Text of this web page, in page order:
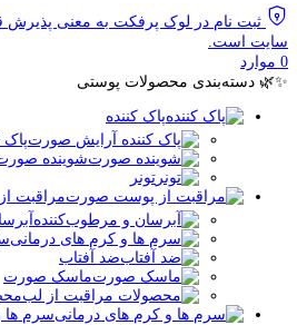
ثبت نام در لوک پرفکت به معنی پذیرش
سایت است.
0 موارد
✨🌿 دسته‌بندی محصولات پوستی
پاک کننده
شوینده
تونر
مراقبت
ضد آفتاب
ماسک صورت
سرم ها